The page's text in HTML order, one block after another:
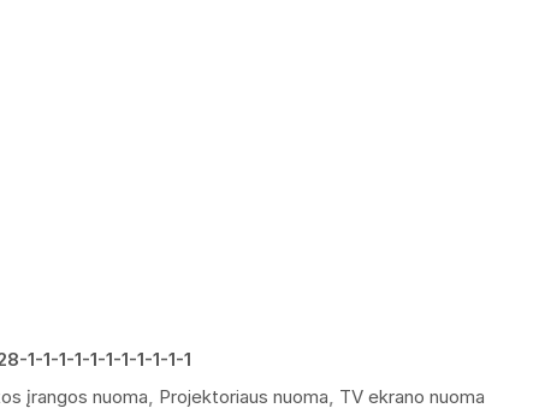
1-1-1-1-1-1-1-1-1-1-1
įrangos nuoma, Projektoriaus nuoma, TV ekrano nuoma